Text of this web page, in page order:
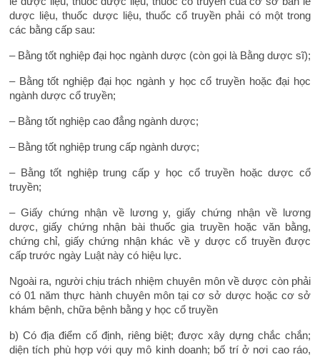
dược liệu, thuốc dược liệu, thuốc cổ truyền phải có một trong
các bằng cấp sau:
– Bằng tốt nghiệp đại học ngành dược (còn gọi là Bằng dược sĩ);
– Bằng tốt nghiệp đại học ngành y học cổ truyền hoặc đại học
ngành dược cổ truyền;
– Bằng tốt nghiệp cao đẳng ngành dược;
– Bằng tốt nghiệp trung cấp ngành dược;
– Bằng tốt nghiệp trung cấp y học cổ truyền hoặc dược cổ
truyền;
– Giấy chứng nhận về lương y, giấy chứng nhận về lương
dược, giấy chứng nhận bài thuốc gia truyền hoặc văn bằng,
chứng chỉ, giấy chứng nhận khác về y dược cổ truyền được
cấp trước ngày Luật này có hiệu lực.
Ngoài ra, người chịu trách nhiệm chuyên môn về dược còn phải
có 01 năm thực hành chuyên môn tại cơ sở dược hoặc cơ sở
khám bệnh, chữa bệnh bằng y học cổ truyền
b) Có địa điểm cố định, riêng biệt; được xây dựng chắc chắn;
diện tích phù hợp với quy mô kinh doanh; bố trí ở nơi cao ráo,